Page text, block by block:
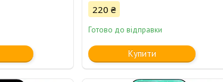
220 ₴
Готово до відправки
Купити